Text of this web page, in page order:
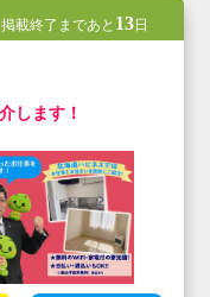
掲載終了まであと 13日
します！